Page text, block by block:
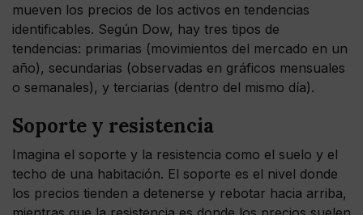
mueven los precios de los activos en tendencias
identificables. Según Dow, hay tres tipos de
tendencias: primarias (movimientos del mercado en un
año), secundarias (observadas en gráficos mensuales
o semanales), y terciarias (dentro del mismo día).
Soporte y resistencia
Imagina el soporte y la resistencia como el suelo y el
techo de una habitación. El soporte es el nivel donde
los precios tienden a detenerse y rebotar hacia arriba,